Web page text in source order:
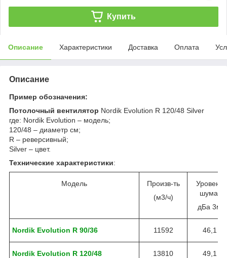
Купить
Описание Характеристики Доставка Оплата
Описание
Пример обозначения:
Потолочный вентилятор Nordik Evolution R 120/48 Silver
где: Nordik Evolution – модель;
120/48 – диаметр см;
R – реверсивный;
Silver – цвет.
Технические характеристики:
Модель
Произв-ть
(м3/ч)
Уровень
шума,
дБа 3м
Nordik Evolution R 90/36 11592 46,1
Nordik Evolution R 120/48 13810 49,1